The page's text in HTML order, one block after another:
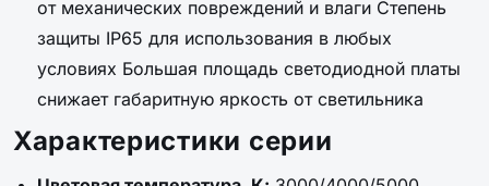
от механических повреждений и влаги Степень
защиты IP65 для использования в любых
условиях Большая площадь светодиодной платы
снижает габаритную яркость от светильника
Характеристики серии